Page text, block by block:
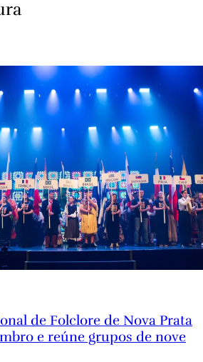
de Folclore de Nova Prata
e reúne grupos de nove